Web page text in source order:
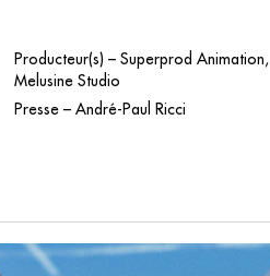
Producteur(s) – Superprod Animation,
Melusine Studio
Presse – André-Paul Ricci